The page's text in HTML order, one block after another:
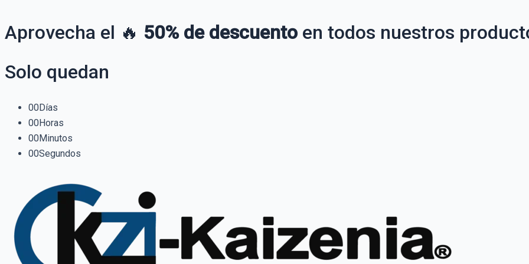
Aprovecha el 🔥 50% de descuento en todos nuestros
Solo quedan
00Días
00Horas
00Minutos
00Segundos